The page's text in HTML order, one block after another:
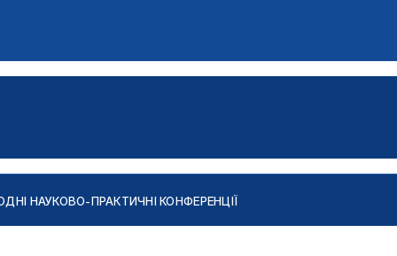
НАУКОВО-ПРАКТИЧНІ КОНФЕРЕНЦІЇ